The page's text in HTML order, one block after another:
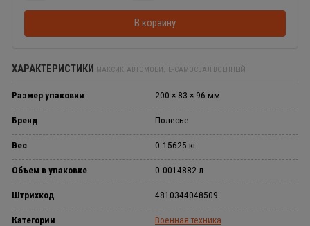
В корзину
ХАРАКТЕРИСТИКИ МАКСИК, АВТОМОБИЛЬ-САМОСВАЛ ВОЕННЫЙ
Размер упаковки 200 × 83 × 96 мм
Бренд Полесье
Вес 0.15625 кг
Объем в упаковке 0.0014882 л
Штрихкод 4810344048509
Категории Военная техника